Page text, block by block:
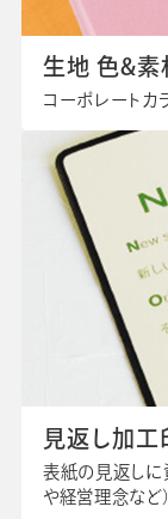
生地 色&素
コーポレートカ
見返し加工
表紙の見返しに
や経営理念など）